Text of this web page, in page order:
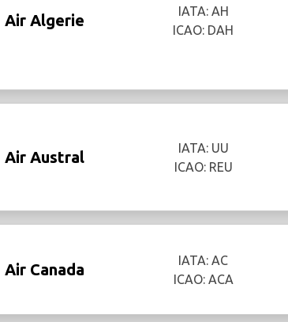
Air Algerie
IATA: AH
ICAO: DAH
Air Austral
IATA: UU
ICAO: REU
Air Canada
IATA: AC
ICAO: ACA